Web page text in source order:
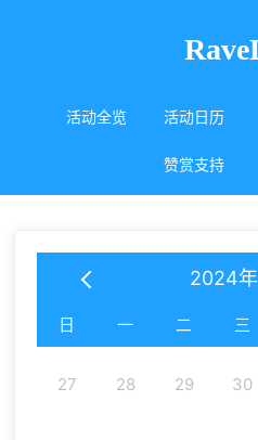
活动全览 活动日历
赞赏支持
2024年
日 一 二 三
27 28 29 30